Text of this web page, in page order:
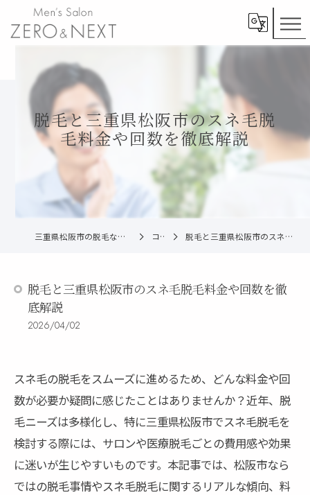
脱毛と三重県松阪市のスネ毛脱
毛料金や回数を徹底解説
三重県松阪市の脱毛ならメンズ脱毛ZERO松阪店 コラム 脱毛と三重県松阪市のスネ毛脱毛料金や回数を徹底解説
脱毛と三重県松阪市のスネ毛脱毛料金や回数を徹
底解説
2026/04/02
スネ毛の脱毛をスムーズに進めるため、どんな料金や回
数が必要か疑問に感じたことはありませんか？近年、脱
毛ニーズは多様化し、特に三重県松阪市でスネ毛脱毛を
検討する際には、サロンや医療脱毛ごとの費用感や効果
に迷いが生じやすいものです。本記事では、松阪市なら
ではの脱毛事情やスネ毛脱毛に関するリアルな傾向、料